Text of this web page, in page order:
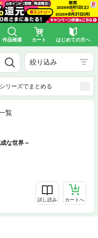
作品検索 カート はじめての方へ
絞り込み
シリーズでまとめる
覧
な世界～
試し読み カートへ